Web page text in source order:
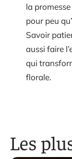
la
pour peu
Savoir
aussi faire
qui
florale.
Les